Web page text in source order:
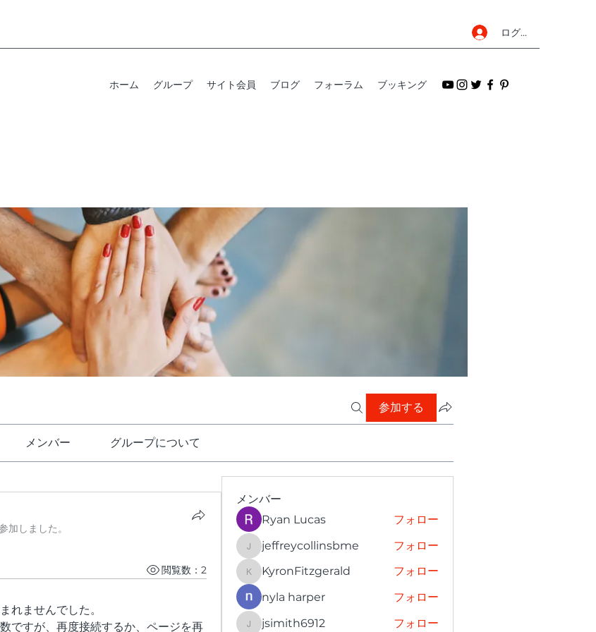
ログイン
ホーム グループ サイト会員 ブログ フォーラム ブッキング
参加する
メンバー グループについて
加しました。
閲覧数：2
れませんでした。
ですが、再度接続するか、ページを再
メンバー
Ryan Lucas フォロー
jeffreycollinsbme
jeffreycollinsbme フォロー
KyronFitzgerald
KyronFitzgerald
フォロー
nyla harper
フォロー
jsimith6912 フォロー